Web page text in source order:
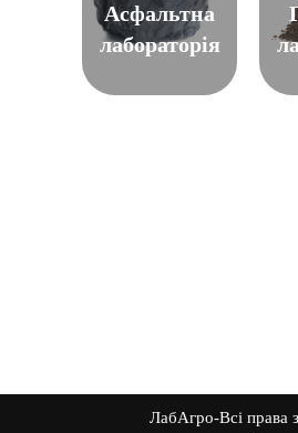
Асфальтна
лабораторія
ЛабАгро-Всі права